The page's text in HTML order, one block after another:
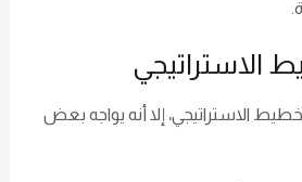
الاستراتيجي
الاستراتيجي، إلا أنه يواجه بعض